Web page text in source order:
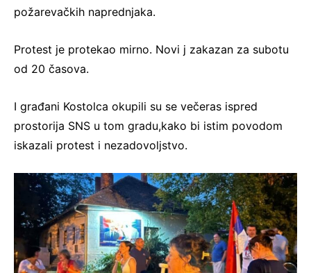
požarevačkih naprednjaka.
Protest je protekao mirno. Novi j zakazan za subotu
od 20 časova.
I građani Kostolca okupili su se večeras ispred
prostorija SNS u tom gradu,kako bi istim povodom
iskazali protest i nezadovoljstvo.